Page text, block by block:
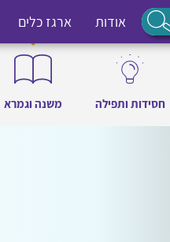
אודות ארגז כלים
חסידות ותפילה משנה וגמרא